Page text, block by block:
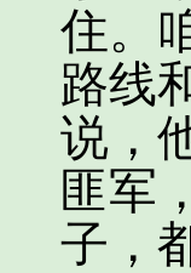
住。
路线
说，
匪军
子，